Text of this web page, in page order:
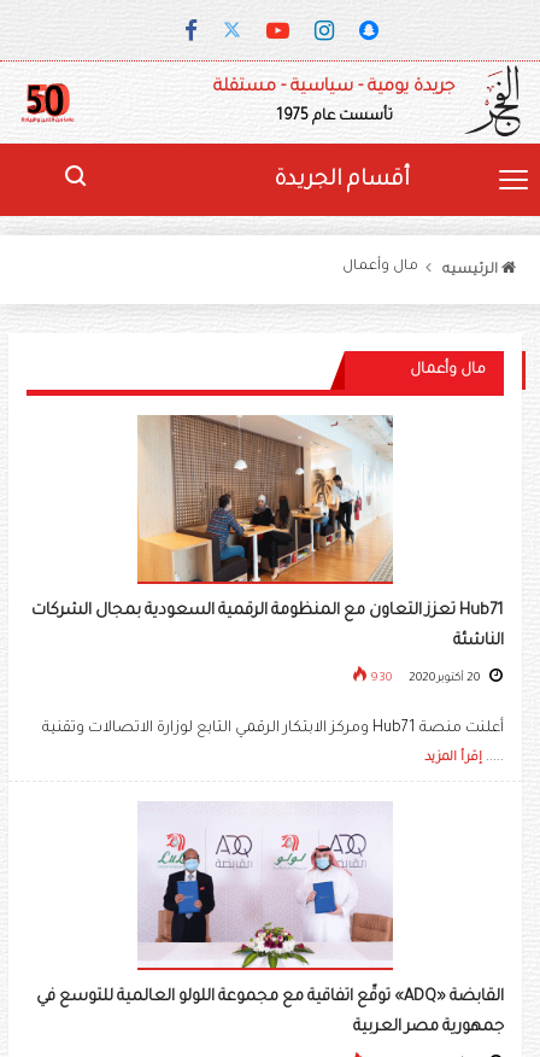
جريدة يومية - سياسية - مستقلة
تأسست عام 1975
أقسام الجريدة
الرئيسيه مال وأعمال
مال وأعمال
Hub71 تعزز التعاون مع المنظومة الرقمية السعودية بمجال الشركات
الناشئة
930
أعلنت منصة Hub71 ومركز الابتكار الرقمي التابع لوزارة الاتصالات وتقنية
..... إقرأ المزيد
القابضة «ADQ» توقّع اتفاقية مع مجموعة اللولو العالمية للتوسع في
جمهورية مصر العربية